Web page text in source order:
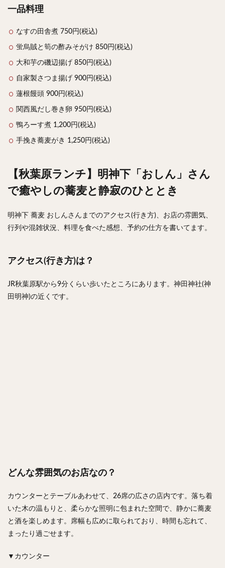
一品料理
なすの田舎煮 750円(税込)
蛍烏賊と筍の酢みそがけ 850円(税込)
大和芋の磯辺揚げ 850円(税込)
自家製さつま揚げ 900円(税込)
蓮根饅頭 900円(税込)
関西風だし巻き卵 950円(税込)
鴨ろーす煮 1,200円(税込)
手挽き蕎麦がき 1,250円(税込)
【秋葉原ランチ】明神下「おしん」さん
で癒やしの蕎麦と静寂のひととき
明神下 蕎麦 おしんさんまでのアクセス(行き方)、お店の雰囲気、
行列や混雑状況、料理を食べた感想、予約の仕方を書いてます。
アクセス(行き方)は？
JR秋葉原駅から9分くらい歩いたところにあります。神田神社(神
田明神)の近くです。
どんな雰囲気のお店なの？
カウンターとテーブルあわせて、26席の広さの店内です。落ち着
いた木の温もりと、柔らかな照明に包まれた空間で、静かに蕎麦
と酒を楽しめます。席幅も広めに取られており、時間も忘れて、
まったり過ごせます。
▼カウンター